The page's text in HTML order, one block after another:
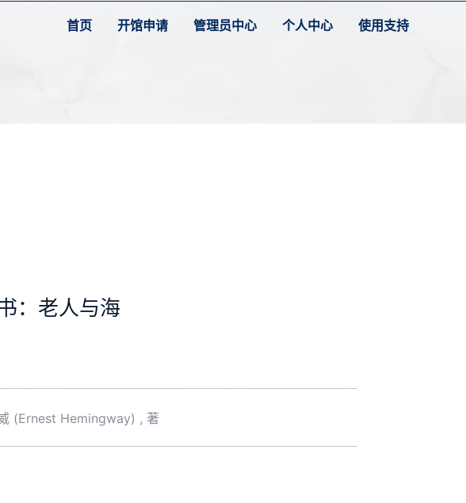
首页 开馆申请 管理员中心 个人中心 使用支持
：老人与海
(Ernest Hemingway) , 著